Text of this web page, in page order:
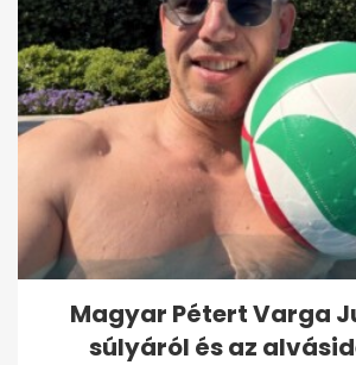
Magyar Pétert Varga
súlyáról és az